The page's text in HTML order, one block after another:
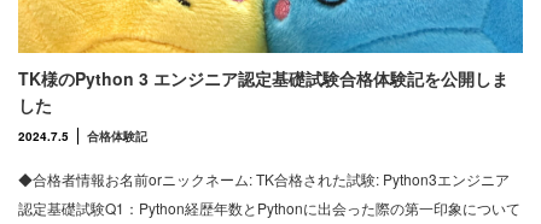
TK様のPython 3 エンジニア認定基礎試験合格体験記を公開しま
した
2024.7.5 合格体験記
◆合格者情報お名前orニックネーム: TK合格された試験: Python3エンジニア
認定基礎試験Q1：Python経歴年数とPythonに出会った際の第一印象について